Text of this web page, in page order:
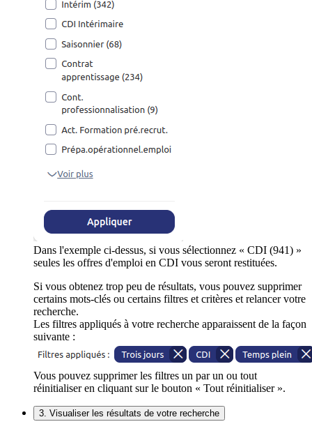
Dans l'exemple ci-dessus, si vous sélectionnez « CDI (941) »
seules les offres d'emploi en CDI vous seront restituées.
Si vous obtenez trop peu de résultats, vous pouvez supprimer
certains mots-clés ou certains filtres et critères et relancer votre
recherche.
Les filtres appliqués à votre recherche apparaissent de la façon
suivante :
Vous pouvez supprimer les filtres un par un ou tout
réinitialiser en cliquant sur le bouton « Tout réinitialiser ».
3. Visualiser les résultats de votre recherche